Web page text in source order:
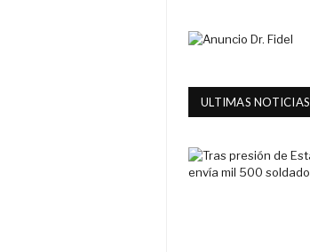
ULTIMAS NOTICIAS